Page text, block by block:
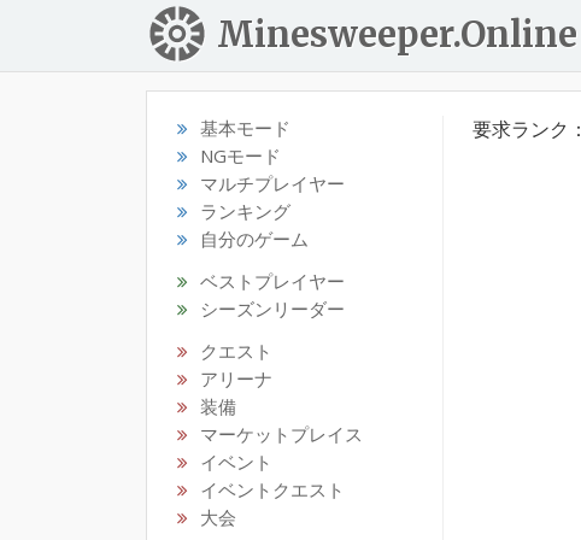
Minesweeper.Online
基本モード
NGモード
マルチプレイヤー
ランキング
自分のゲーム
ベストプレイヤー
シーズンリーダー
クエスト
アリーナ
装備
マーケットプレイス
イベント
イベントクエスト
大会
要求ランク：